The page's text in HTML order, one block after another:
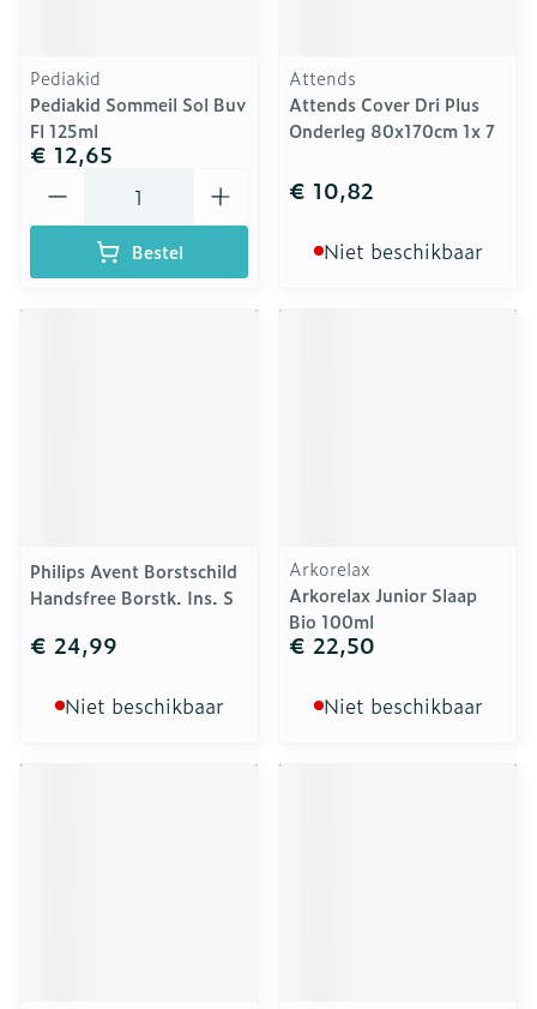
Pediakid
Pediakid Sommeil Sol Buv
Fl 125ml
€ 12,65
Bestel
Attends
Attends Cover Dri Plus
Onderleg 80x170cm 1x 7
€ 10,82
Niet beschikbaar
Philips Avent Borstschild
Handsfree Borstk. Ins. S
€ 24,99
Niet beschikbaar
Arkorelax
Arkorelax Junior Slaap
Bio 100ml
€ 22,50
Niet beschikbaar